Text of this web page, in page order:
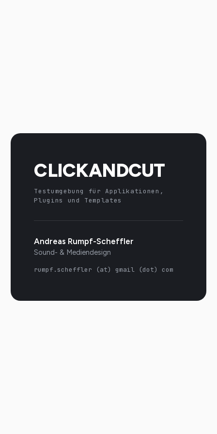
CLICKANDCUT
Testumgebung für Applikationen,
Plugins und Templates
Andreas Rumpf-Scheffler
Sound- & Mediendesign
rumpf.scheffler (at) gmail (dot) com